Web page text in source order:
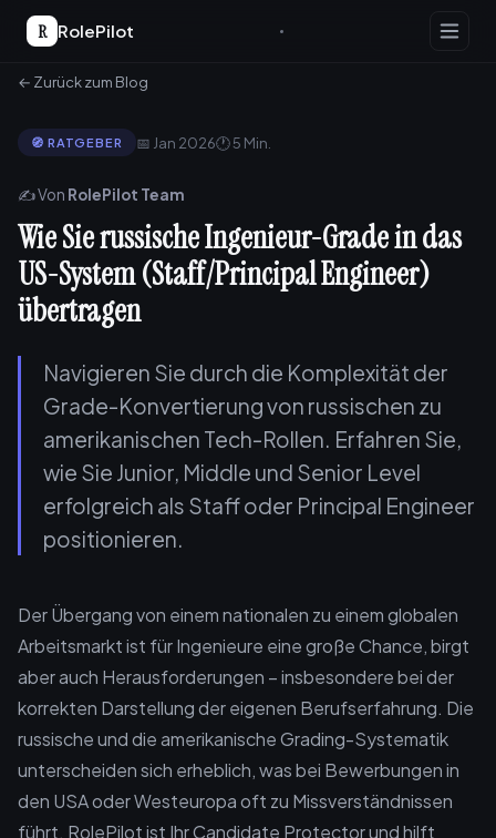
R RolePilot
← Zurück zum Blog
🧭 RATGEBER 📅 Jan 2026🕐 5 Min.
✍️ Von RolePilot Team
Wie Sie russische Ingenieur-Grade in das
US-System (Staff/Principal Engineer)
übertragen
Navigieren Sie durch die Komplexität der
Grade-Konvertierung von russischen zu
amerikanischen Tech-Rollen. Erfahren Sie,
wie Sie Junior, Middle und Senior Level
erfolgreich als Staff oder Principal Engineer
positionieren.
Der Übergang von einem nationalen zu einem globalen
Arbeitsmarkt ist für Ingenieure eine große Chance, birgt
aber auch Herausforderungen – insbesondere bei der
korrekten Darstellung der eigenen Berufserfahrung. Die
russische und die amerikanische Grading-Systematik
unterscheiden sich erheblich, was bei Bewerbungen in
den USA oder Westeuropa oft zu Missverständnissen
führt. RolePilot ist Ihr Candidate Protector und hilft